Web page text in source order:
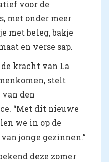
voor de
met onder meer
met beleg, bakje
en verse sap.
kracht van La
stelt
den
“Met dit nieuwe
we in op de
jonge gezinnen.”
deze zomer